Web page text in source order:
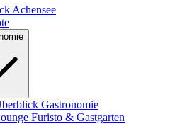
Achensee
Gastronomie
Furisto & Gastgarten